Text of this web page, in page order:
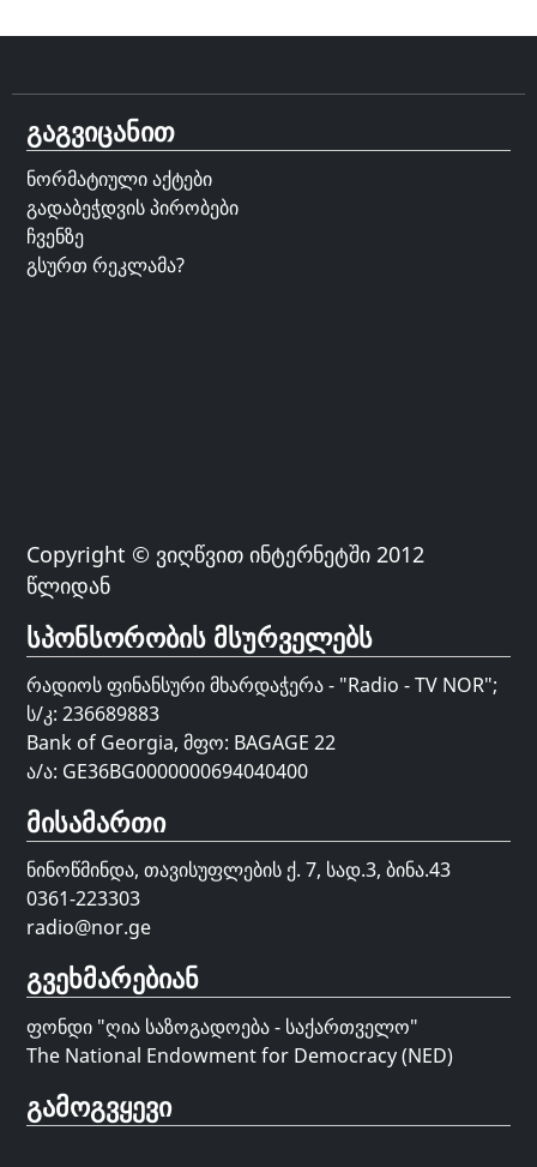
გაგვიცანით
ნორმატიული აქტები
გადაბეჭდვის პირობები
ჩვენზე
გსურთ რეკლამა?
Copyright © ვიღწვით ინტერნეტში 2012
წლიდან
სპონსორობის მსურველებს
რადიოს ფინანსური მხარდაჭერა - "Radio - TV NOR";
ს/კ: 236689883
Bank of Georgia, მფო: BAGAGE 22
ა/ა: GE36BG0000000694040400
მისამართი
ნინოწმინდა, თავისუფლების ქ. 7, სად.3, ბინა.43
0361-223303
radio@nor.ge
გვეხმარებიან
ფონდი "ღია საზოგადოება - საქართველო"
The National Endowment for Democracy (NED)
გამოგვყევი